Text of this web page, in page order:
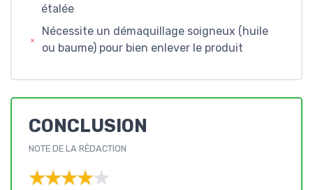
étalée
Nécessite un démaquillage soigneux (huile
ou baume) pour bien enlever le produit
CONCLUSION
NOTE DE LA RÉDACTION
★★★★★
★★★★★